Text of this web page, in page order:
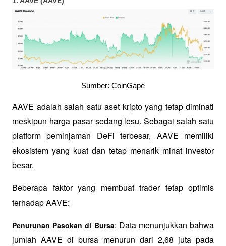
Sumber: CoinGape
AAVE adalah salah satu aset kripto yang tetap diminati
meskipun harga pasar sedang lesu. Sebagai salah satu
platform peminjaman DeFi terbesar, AAVE memiliki
ekosistem yang kuat dan tetap menarik minat investor
besar.
Beberapa faktor yang membuat trader tetap optimis
terhadap AAVE:
Penurunan Pasokan di Bursa: Data menunjukkan bahwa
jumlah AAVE di bursa menurun dari 2,68 juta pada